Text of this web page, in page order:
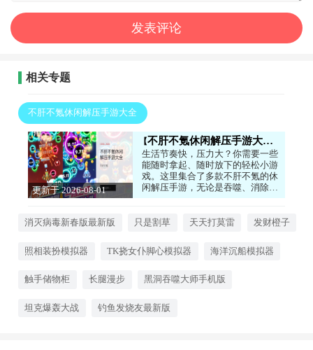
相关专题
不肝不氪休闲解压手游大全
更新于 2026-08-01
不肝不氪休闲解压手游大全
生活节奏快，压力大？你需要一些
能随时拿起、随时放下的轻松小游
戏。这里集合了多款不肝不氪的休
闲解压手游，无论是吞噬、消除还
是模拟经营，都能让你在碎片时间
强制氪金。玩法简单有趣，画风可
消灭病毒新春版最新版 只是割草 天天打莫雷 发财橙子
照相装扮模拟器 TK挠女仆脚心模拟器 海洋沉船模拟器
触手储物柜 长腿漫步 黑洞吞噬大师手机版
坦克爆轰大战 钓鱼发烧友最新版